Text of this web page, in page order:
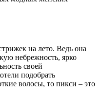
на лето. Ведь она
небрежность, ярко
своей
подобрать
волосы, то пикси – это